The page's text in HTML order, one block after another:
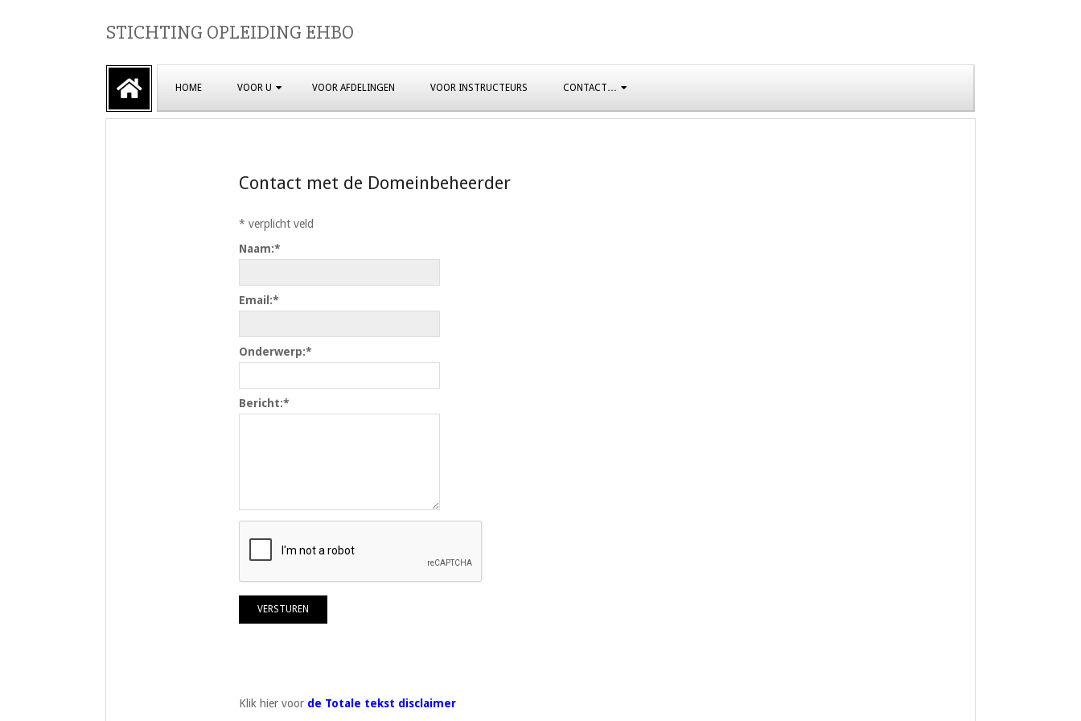
STICHTING OPLEIDING EHBO
Navigation
Menu
HOME VOOR U VOOR AFDELINGEN VOOR INSTRUCTEURS CONTACT…
Contact met de Domeinbeheerder
* verplicht veld
Naam:*
Email:*
Onderwerp:*
Bericht:*
Klik hier voor de Totale tekst disclaimer